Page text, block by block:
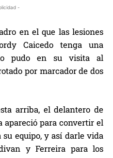
-
en el que las lesiones
Caicedo tenga una
pudo en su visita al
por marcador de dos
arriba, el delantero de
apareció para convertir el
equipo, y así darle vida
y Ferreira para los